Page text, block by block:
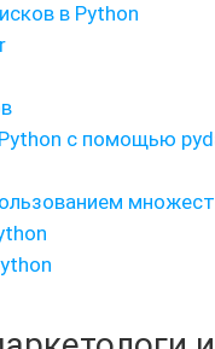
в Python
с помощью